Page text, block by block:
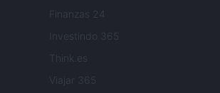
Finanzas 24
Investindo 365
Think.es
Viajar 365